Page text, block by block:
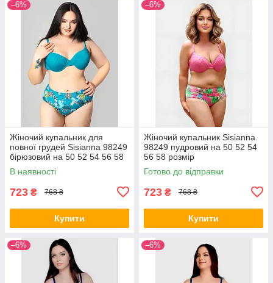
–6%
Жіночий купальник для
повної грудей Sisianna 98249
бірюзовий на 50 52 54 56 58
розмір
В наявності
723 ₴ 768 ₴
Купити
–6%
Жіночий купальник Sisianna
98249 пудровий на 50 52 54
56 58 розмір
Готово до відправки
723 ₴ 768 ₴
Купити
–6% –6%